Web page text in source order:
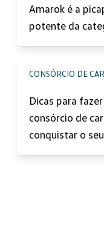
Amarok é a
potente da
CONSÓRCIO DE
Dicas para
consórcio de
conquistar o